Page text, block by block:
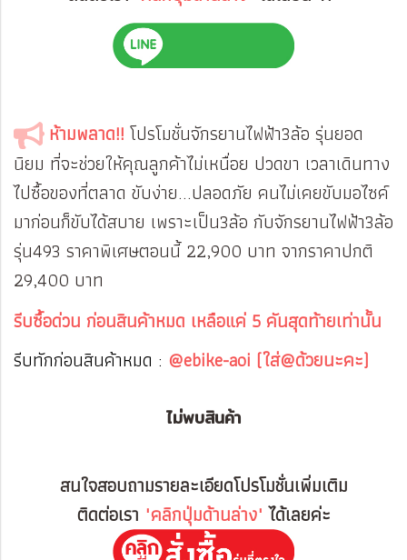
ห้ามพลาด!! โปรโมชั่นจักรยานไฟฟ้า3ล้อ รุ่นยอด
นิยม ที่จะช่วยให้คุณลูกค้าไม่เหนื่อย ปวดขา เวลาเดินทาง
ไปซื้อของที่ตลาด ขับง่าย...ปลอดภัย คนไม่เคยขับมอไซค์
มาก่อนก็ขับได้สบาย เพราะเป็น3ล้อ กับจักรยานไฟฟ้า3ล้อ
รุ่น493 ราคาพิเศษตอนนี้ 22,900 บาท จากราคาปกติ
29,400 บาท
รีบซื้อด่วน ก่อนสินค้าหมด เหลือแค่ 5 คันสุดท้ายเท่านั้น
รีบทักก่อนสินค้าหมด : @ebike-aoi (ใส่@ด้วยนะคะ)
ไม่พบสินค้า
สนใจสอบถามรายละเอียดโปรโมชั่นเพิ่มเติม
ติดต่อเรา "คลิกปุ่มด้านล่าง" ได้เลยค่ะ